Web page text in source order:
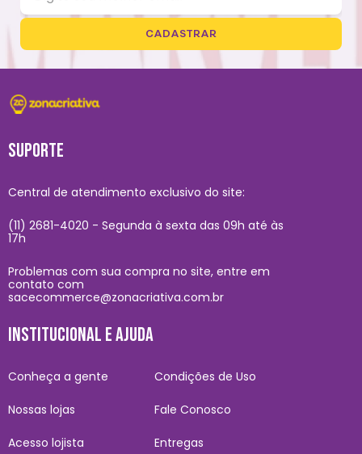
CADASTRAR
SUPORTE
Central de atendimento exclusivo do site:
(11) 2681-4020 - Segunda à sexta das 09h até às
17h
Problemas com sua compra no site, entre em
contato com
sacecommerce@zonacriativa.com.br
INSTITUCIONAL E AJUDA
Conheça a gente
Nossas lojas
Acesso lojista
Condições de Uso
Fale Conosco
Entregas